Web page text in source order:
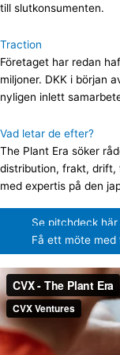
till slutkonsumenten.
Traction
Företaget har redan
miljoner. DKK i början
nyligen inlett
Vad letar de efter?
The Plant Era söker
distribution, frakt, drift,
med expertis på den
Se pitchdeck här
Få ett möte